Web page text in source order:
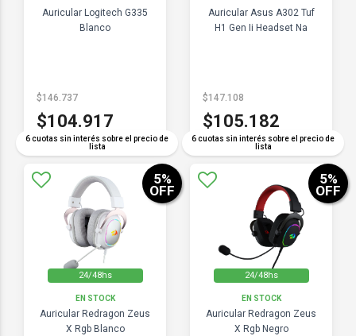
Auricular Logitech G335
Blanco
6 cuotas sin interés sobre el precio de
lista
$146.737
$104.917
Auricular Asus A302 Tuf
H1 Gen Ii Headset Na
6 cuotas sin interés sobre el precio de
lista
$147.108
$105.182
24/48hs
EN STOCK
Auricular Redragon Zeus
X Rgb Blanco
5%
OFF
24/48hs
EN STOCK
Auricular Redragon Zeus
X Rgb Negro
5%
OFF